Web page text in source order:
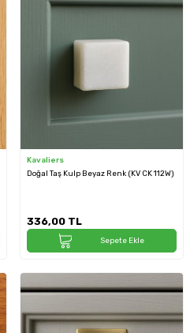
Kavaliers
Doğal Taş Kulp Beyaz Renk (KV CK 112W)
336,00 TL
Sepete Ekle